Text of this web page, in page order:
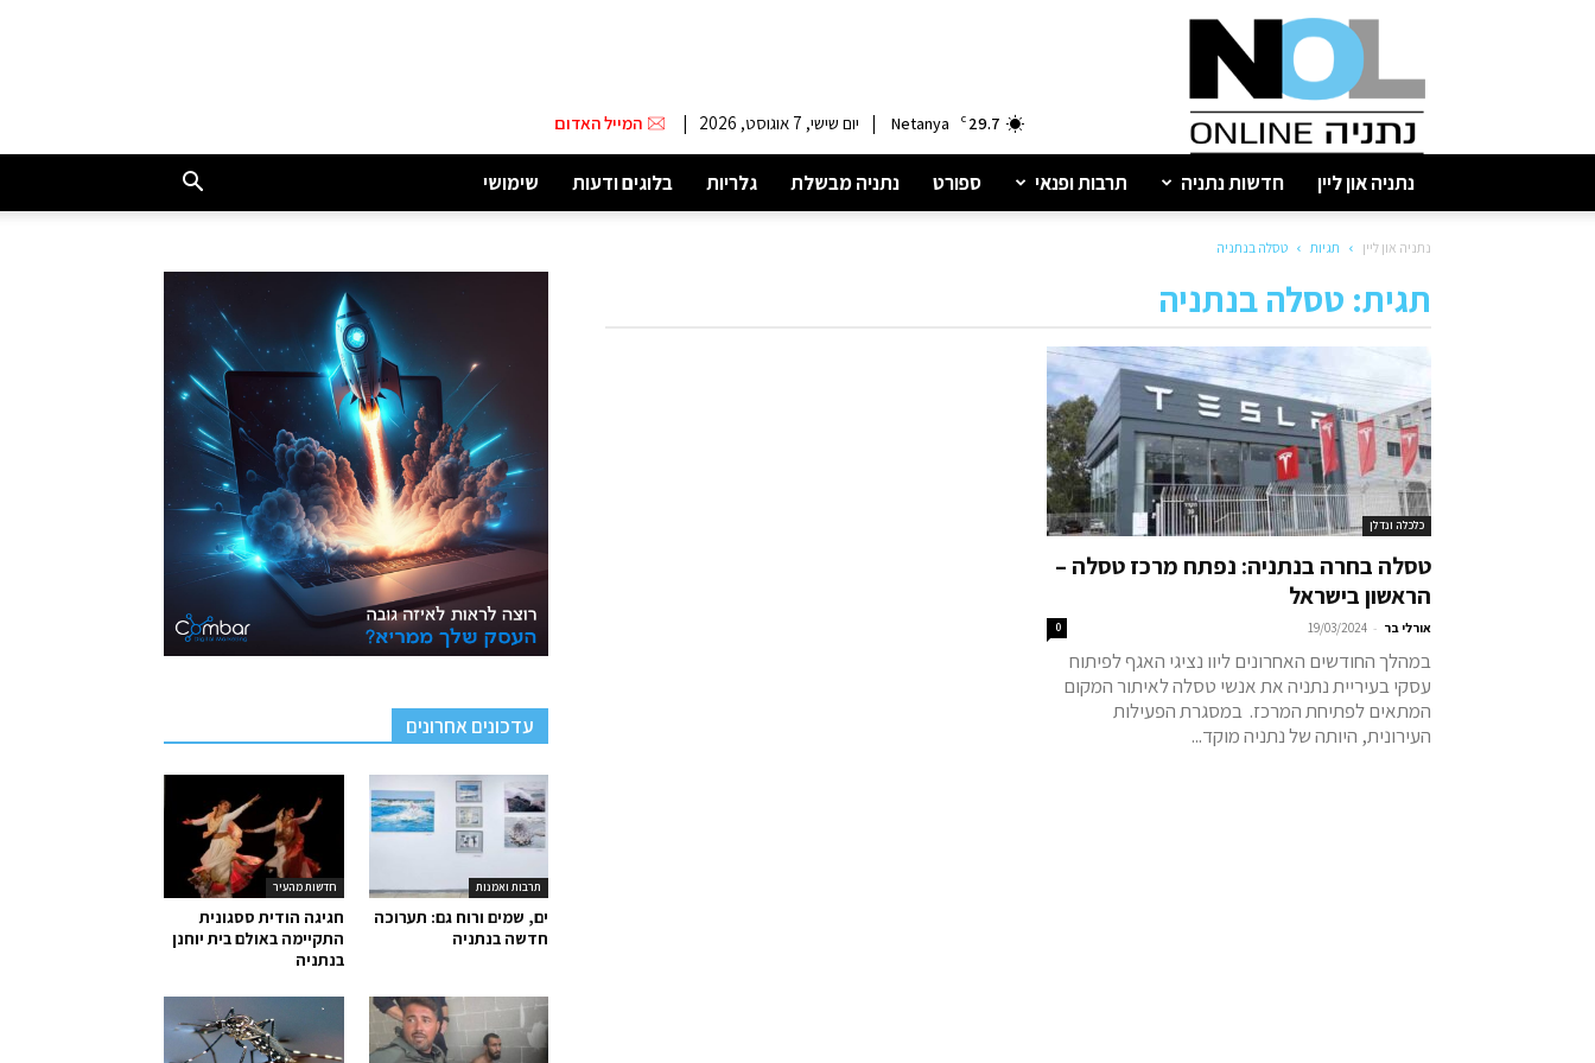
נתניה
29.7
C
Netanya
| יום שישי, 7 אוגוסט, 2026 | המייל האדום
נתניה און ליין חדשות נתניה תרבות ופנאי ספורט נתניה מבשלת גלריות בלוגים ודעות שימושי
נתניה און ליין תגיות טסלה בנתניה
תגית: טסלה בנתניה
כלכלה ונדלן
טסלה בחרה בנתניה: נפתח מרכז טסלה –
הראשון בישראל
אורלי בר -
19/03/2024
0
במהלך החודשים האחרונים ליוו נציגי האגף לפיתוח
עסקי בעיריית נתניה את אנשי טסלה לאיתור המקום
המתאים לפתיחת המרכז. במסגרת הפעילות
העירונית, היותה של נתניה מוקד...
עדכונים אחרונים
חדשות מהעיר
חגיגה הודית ססגונית
התקיימה באולם בית יוחנן
בנתניה
תרבות ואמנות
ים, שמים ורוח גם: תערוכה
חדשה בנתניה